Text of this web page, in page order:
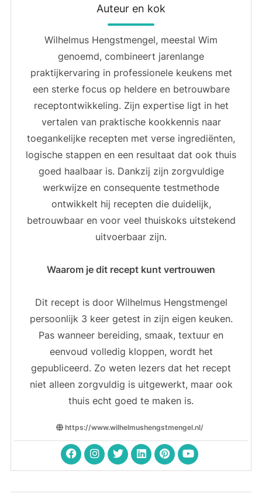
Auteur en kok
Wilhelmus Hengstmengel, meestal Wim
genoemd, combineert jarenlange
praktijkervaring in professionele keukens met
een sterke focus op heldere en betrouwbare
receptontwikkeling. Zijn expertise ligt in het
vertalen van praktische kookkennis naar
toegankelijke recepten met verse ingrediënten,
logische stappen en een resultaat dat ook thuis
goed haalbaar is. Dankzij zijn zorgvuldige
werkwijze en consequente testmethode
ontwikkelt hij recepten die duidelijk,
betrouwbaar en voor veel thuiskoks uitstekend
uitvoerbaar zijn.
Waarom je dit recept kunt vertrouwen
Dit recept is door Wilhelmus Hengstmengel
persoonlijk 3 keer getest in zijn eigen keuken.
Pas wanneer bereiding, smaak, textuur en
eenvoud volledig kloppen, wordt het
gepubliceerd. Zo weten lezers dat het recept
niet alleen zorgvuldig is uitgewerkt, maar ook
thuis echt goed te maken is.
https://www.wilhelmushengstmengel.nl/